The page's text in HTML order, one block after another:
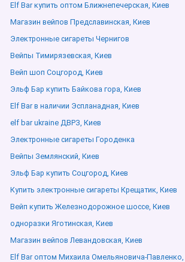
Elf Bar купить оптом Ближнепечерская, Киев
Магазин вейпов Предславинская, Киев
Электронные сигареты Чернигов
Вейпы Тимирязевская, Киев
Вейп шоп Соцгород, Киев
Эльф Бар купить Байкова гора, Киев
Elf Bar в наличии Эспланадная, Киев
elf bar ukraine ДВРЗ, Киев
Электронные сигареты Городенка
Вейпы Землянский, Киев
Эльф Бар купить Соцгород, Киев
Купить электронные сигареты Крещатик, Киев
Вейп купить Железнодорожное шоссе, Киев
одноразки Яготинская, Киев
Магазин вейпов Левандовская, Киев
Elf Bar оптом Михаила Омельяновича-Павленко,